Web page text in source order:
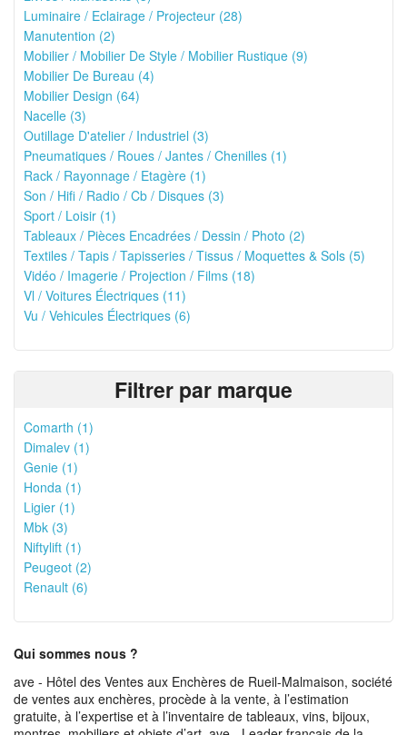
Luminaire / Eclairage / Projecteur (28)
Manutention (2)
Mobilier / Mobilier De Style / Mobilier Rustique (9)
Mobilier De Bureau (4)
Mobilier Design (64)
Nacelle (3)
Outillage D'atelier / Industriel (3)
Pneumatiques / Roues / Jantes / Chenilles (1)
Rack / Rayonnage / Etagère (1)
Son / Hifi / Radio / Cb / Disques (3)
Sport / Loisir (1)
Tableaux / Pièces Encadrées / Dessin / Photo (2)
Textiles / Tapis / Tapisseries / Tissus / Moquettes & Sols (5)
Vidéo / Imagerie / Projection / Films (18)
Vl / Voitures Électriques (11)
Vu / Vehicules Électriques (6)
Filtrer par marque
Comarth (1)
Dimalev (1)
Genie (1)
Honda (1)
Ligier (1)
Mbk (3)
Niftylift (1)
Peugeot (2)
Renault (6)
Qui sommes nous ?
ave - Hôtel des Ventes aux Enchères de Rueil-Malmaison, société
de ventes aux enchères, procède à la vente, à l’estimation
gratuite, à l’expertise et à l’inventaire de tableaux, vins, bijoux,